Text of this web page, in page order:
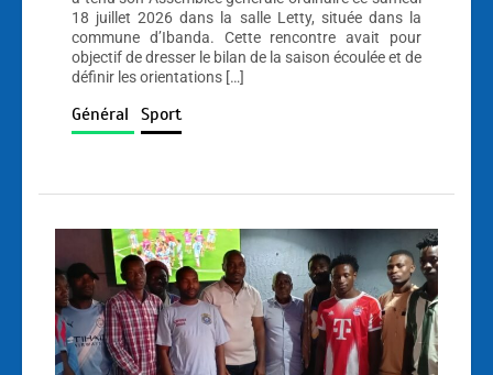
18 juillet 2026 dans la salle Letty, située dans la
commune d’Ibanda. Cette rencontre avait pour
objectif de dresser le bilan de la saison écoulée et de
définir les orientations […]
Général Sport